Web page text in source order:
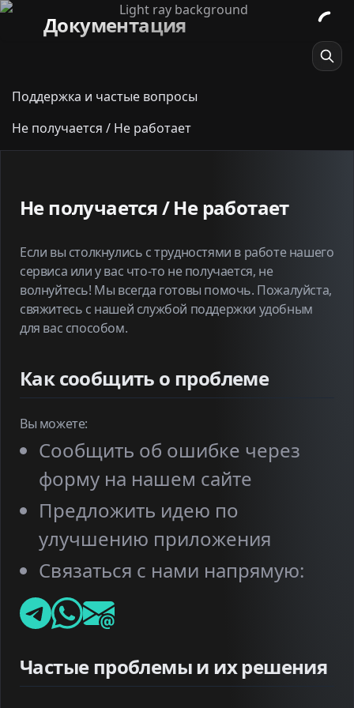
Документация
Поддержка и частые вопросы
Не получается / Не работает
Не получается / Не работает
Если вы столкнулись с трудностями в работе нашего
сервиса или у вас что-то не получается, не
волнуйтесь! Мы всегда готовы помочь. Пожалуйста,
свяжитесь с нашей службой поддержки удобным
для вас способом.
Как сообщить о проблеме
Вы можете:
Сообщить об ошибке через
форму на нашем сайте
Предложить идею по
улучшению приложения
Связаться с нами напрямую:
Частые проблемы и их решения